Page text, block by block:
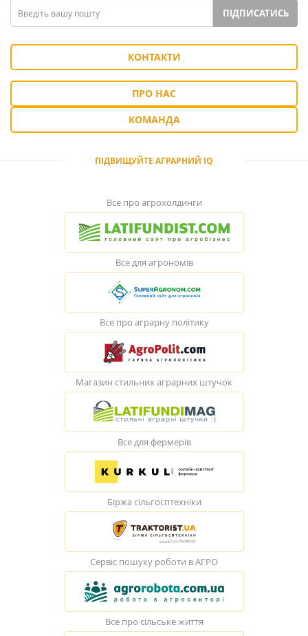
ПІДПИСАТИСЬ
КОНТАКТИ
ПРО НАС
КОМАНДА
ПІДВИЩУЙТЕ АГРАРНИЙ IQ
Все про агрохолдинги
Все для агрономів
Все про аграрну політику
Магазин стильних аграрних штучок
Все для фермерів
Біржа сільгосптехніки
Сервіс пошуку роботи в АГРО
Все про сільське життя